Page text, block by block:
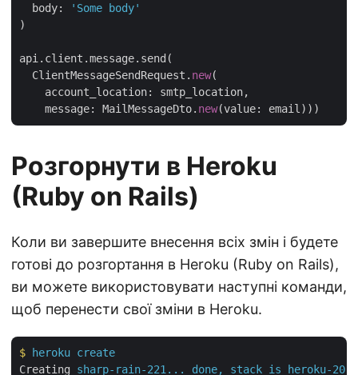
  body:
'Some body'
)
api.client.message.send(
  ClientMessageSendRequest.
new(
    account_location: smtp_location,
    message: MailMessageDto.
new
Розгорнути в Heroku
(Ruby on Rails)
Коли ви завершите внесення всіх змін і будете
готові до розгортання в Heroku (Ruby on Rails),
ви можете використовувати наступні команди,
щоб перенести свої зміни в Heroku.
$
heroku create
Creating
sharp-rain-221... done, stack is heroku-20